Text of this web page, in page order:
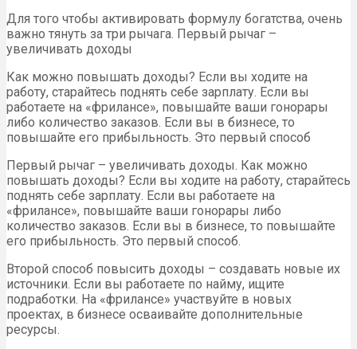
Для того чтобы активировать формулу богатства, очень
важно тянуть за три рычага. Первый рычаг –
увеличивать доходы
Как можно повышать доходы? Если вы ходите на
работу, старайтесь поднять себе зарплату. Если вы
работаете на «фрилансе», повышайте ваши гонорары
либо количество заказов. Если вы в бизнесе, то
повышайте его прибыльность. Это первый способ
Первый рычаг – увеличивать доходы. Как можно
повышать доходы? Если вы ходите на работу, старайтесь
поднять себе зарплату. Если вы работаете на
«фрилансе», повышайте ваши гонорары либо
количество заказов. Если вы в бизнесе, то повышайте
его прибыльность. Это первый способ.
Второй способ повысить доходы – создавать новые их
источники. Если вы работаете по найму, ищите
подработки. На «фрилансе» участвуйте в новых
проектах, в бизнесе осваивайте дополнительные
ресурсы.